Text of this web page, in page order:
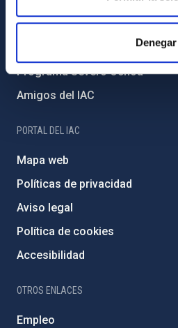
Denegar
Proyectos institucionales
Programa Severo Ochoa
Amigos del IAC
PORTAL DEL IAC
Mapa web
Políticas de privacidad
Aviso legal
Política de cookies
Accesibilidad
OTROS ENLACES
Empleo